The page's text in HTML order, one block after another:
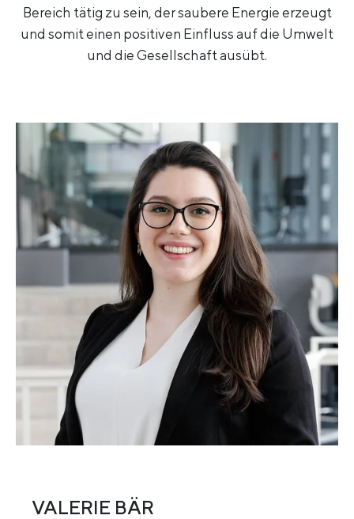
Bereich tätig zu sein, der saubere Energie erzeugt
und somit einen positiven Einfluss auf die Umwelt
und die Gesellschaft ausübt.
VALERIE BÄR